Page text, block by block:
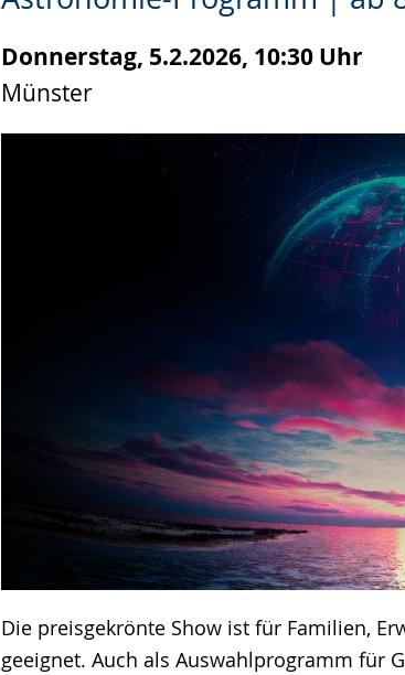
Donnerstag, 5.2.2026, 10:30 Uhr
Münster
Die preisgekrönte Show ist für Familien,
geeignet. Auch als Auswahlprogramm für
wird